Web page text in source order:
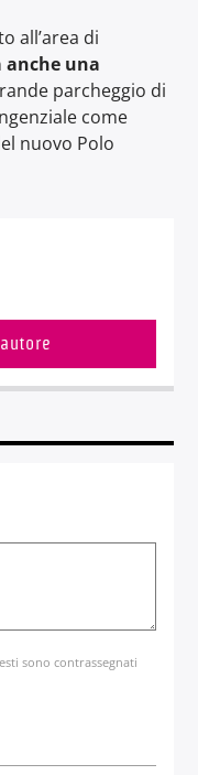
all’area di
anche una
parcheggio di
come
nuovo Polo
sono contrassegnati